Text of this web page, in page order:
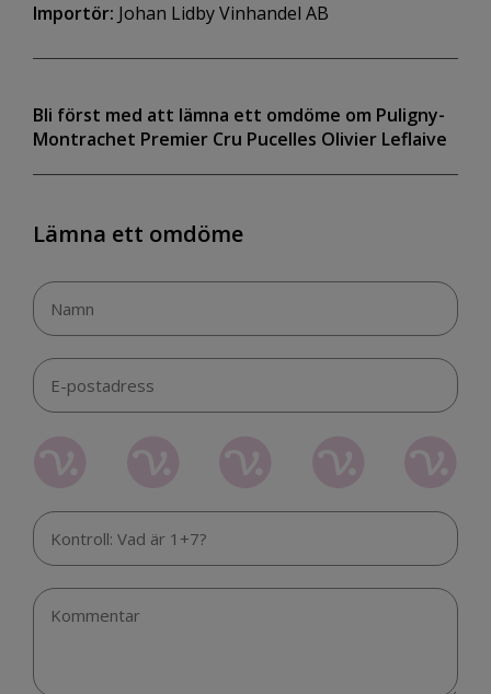
Importör: Johan Lidby Vinhandel AB
Bli först med att lämna ett omdöme om Puligny-
Montrachet Premier Cru Pucelles Olivier Leflaive
Lämna ett omdöme